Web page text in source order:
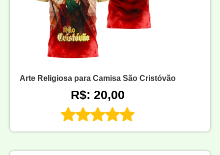
Arte Religiosa para Camisa São Cristóvão
R$: 20,00